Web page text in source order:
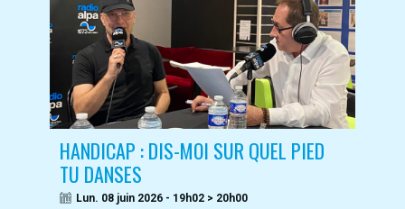
HANDICAP : DIS-MOI SUR QUEL PIED
TU DANSES
Lun. 08 juin 2026 - 19h02 > 20h00